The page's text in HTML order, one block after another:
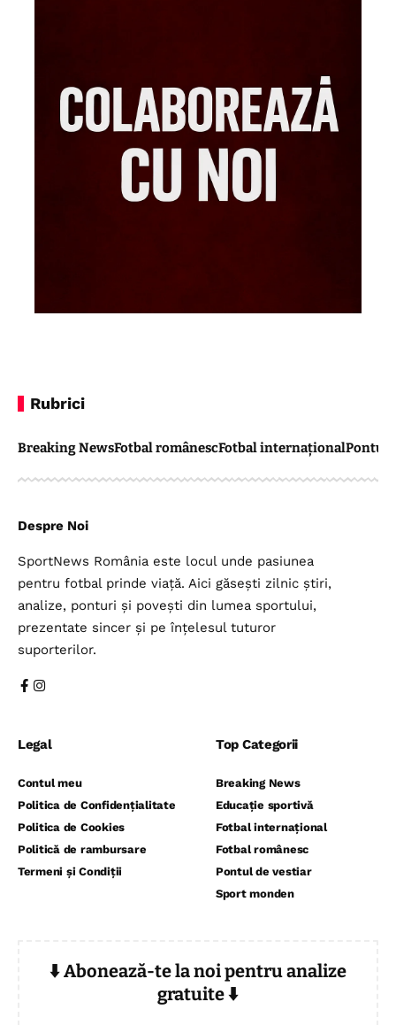
Rubrici
Breaking NewsFotbal românescFotbal internaționalPontul
Despre Noi
SportNews România este locul unde pasiunea
pentru fotbal prinde viață. Aici găsești zilnic știri,
analize, ponturi și povești din lumea sportului,
prezentate sincer și pe înțelesul tuturor
suporterilor.
Legal
Contul meu
Politica de Confidențialitate
Politica de Cookies
Politică de rambursare
Termeni și Condiții
Top Categorii
Breaking News
Educație sportivă
Fotbal internațional
Fotbal românesc
Pontul de vestiar
Sport monden
⬇️ Abonează-te la noi pentru analize
gratuite ⬇️